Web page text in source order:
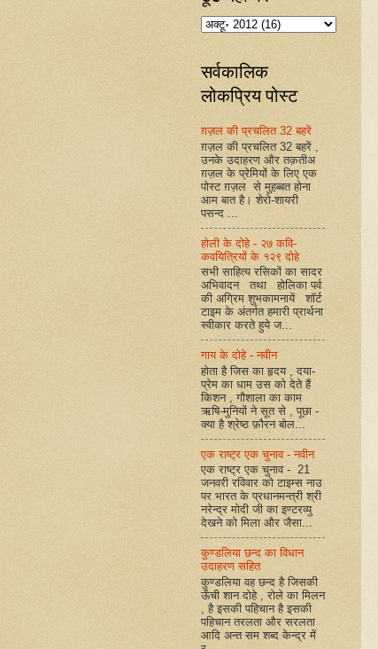
सर्वकालिक
लोकप्रिय पोस्ट
ग़ज़ल की प्रचलित 32 बहरें
ग़ज़ल की प्रचलित 32 बहरें ,
उनके उदाहरण और तक़तीअ
ग़ज़ल के प्रेमियों के लिए एक
पोस्ट ग़ज़ल से मुहब्बत होना
आम बात है। शेरो-शायरी
पसन्द ...
होली के दोहे - २७ कवि-
कवयित्रियों के १२९ दोहे
सभी साहित्य रसिकों का सादर
अभिवादन तथा होलिका पर्व
की अग्रिम शुभकामनायें शॉर्ट
टाइम के अंतर्गत हमारी प्रार्थना
स्वीकार करते हुये ज...
गाय के दोहे - नवीन
होता है जिस का हृदय , दया-
प्रेम का धाम उस को देते हैं
किशन , गौशाला का काम
ऋषि-मुनियों ने सूत से , पूछा -
क्या है श्रेष्ठ फ़ौरन बोल...
एक राष्ट्र एक चुनाव - नवीन
एक राष्ट्र एक चुनाव - 21
जनवरी रविवार को टाइम्स नाउ
पर भारत के प्रधानमन्त्री श्री
नरेन्द्र मोदी जी का इण्टरव्यु
देखने को मिला और जैसा...
कुण्डलिया छन्द का विधान
उदाहरण सहित
कुण्डलिया वह छन्द है जिसकी
ऊँची शान दोहे , रोले का मिलन
, है इसकी पहिचान है इसकी
पहिचान तरलता और सरलता
आदि अन्त सम शब्द केन्द्र में